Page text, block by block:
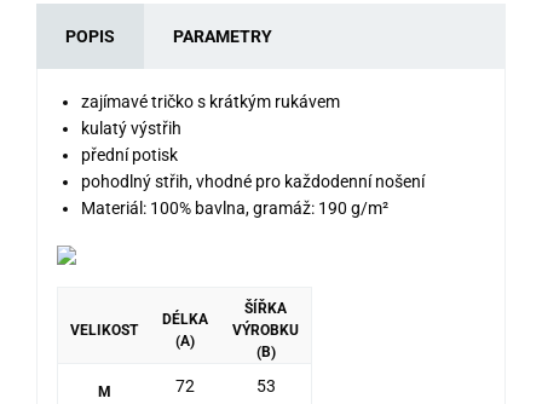
POPIS PARAMETRY
zajímavé tričko s krátkým rukávem
kulatý výstřih
přední potisk
pohodlný střih, vhodné pro každodenní nošení
Materiál: 100% bavlna, gramáž: 190 g/m²
VELIKOST
DÉLKA
(A)
ŠÍŘKA
VÝROBKU
(B)
M 72 53